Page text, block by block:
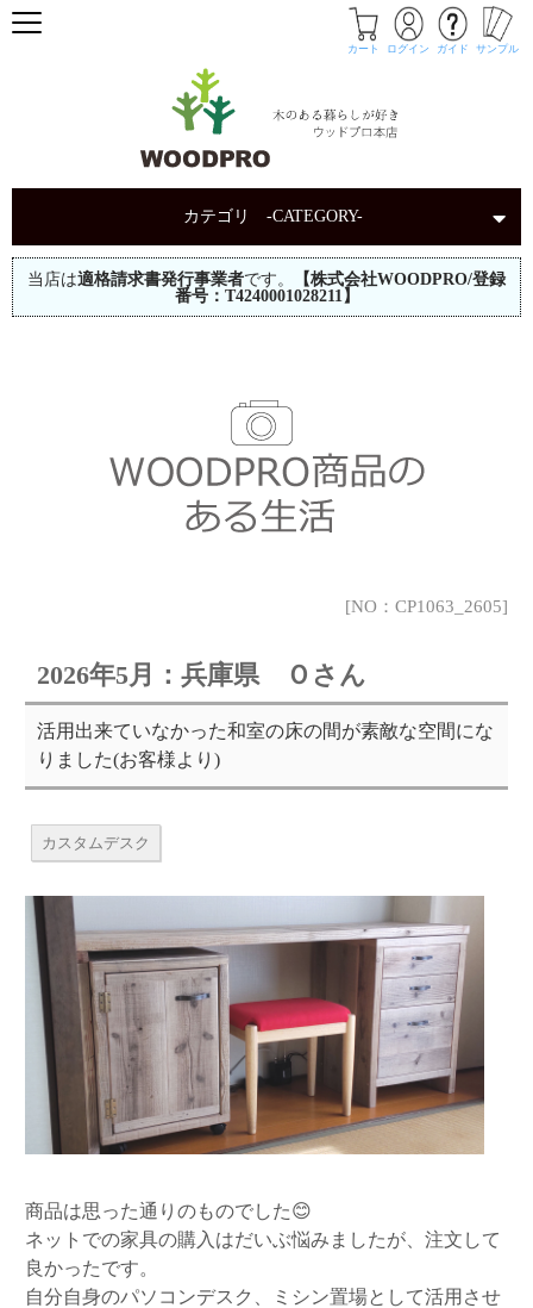
カート ログイン ガイド サンプル
カテゴリ -CATEGORY-
当店は適格請求書発行事業者です。
【株式会社WOODPRO/登録
番号：T4240001028211】
[NO：CP1063_2605]
2026年5月：兵庫県 Ｏさん
活用出来ていなかった和室の床の間が素敵な空間にな
りました(お客様より)
カスタムデスク
商品は思った通りのものでした😊
ネットでの家具の購入はだいぶ悩みましたが、注文して
良かったです。
自分自身のパソコンデスク、ミシン置場として活用させ